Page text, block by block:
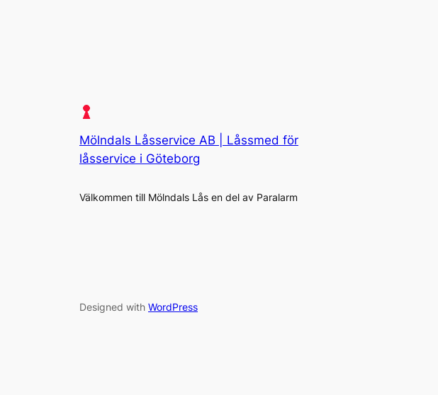
Mölndals Låsservice AB | Låssmed för
låsservice i Göteborg
Välkommen till Mölndals Lås en del av Paralarm
Designed with WordPress